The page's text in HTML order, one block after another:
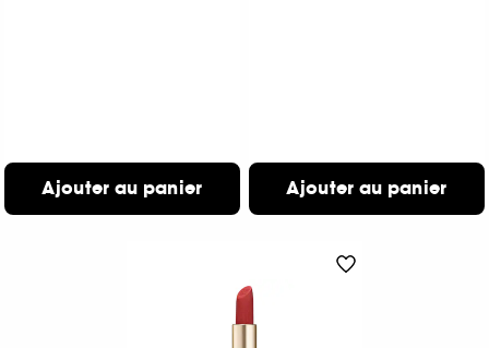
Ajouter au panier Ajouter au panier